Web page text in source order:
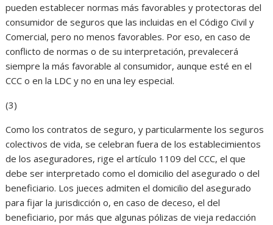
pueden establecer normas más favorables y protectoras del
consumidor de seguros que las incluidas en el Código Civil y
Comercial, pero no menos favorables. Por eso, en caso de
conflicto de normas o de su interpretación, prevalecerá
siempre la más favorable al consumidor, aunque esté en el
CCC o en la LDC y no en una ley especial.
(3)
Como los contratos de seguro, y particularmente los seguros
colectivos de vida, se celebran fuera de los establecimientos
de los aseguradores, rige el artículo 1109 del CCC, el que
debe ser interpretado como el domicilio del asegurado o del
beneficiario. Los jueces admiten el domicilio del asegurado
para fijar la jurisdicción o, en caso de deceso, el del
beneficiario, por más que algunas pólizas de vieja redacción